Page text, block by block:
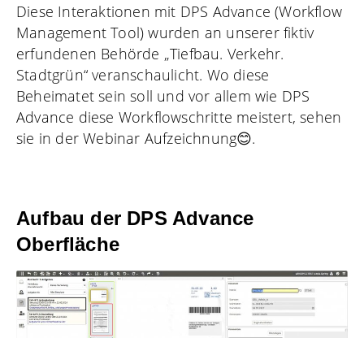
Diese Interaktionen mit DPS Advance (Workflow
Management Tool) wurden an unserer fiktiv
erfundenen Behörde „Tiefbau. Verkehr.
Stadtgrün“ veranschaulicht. Wo diese
Beheimatet sein soll und vor allem wie DPS
Advance diese Workflowschritte meistert, sehen
sie in der Webinar Aufzeichnung😊.
Aufbau der DPS Advance
Oberfläche